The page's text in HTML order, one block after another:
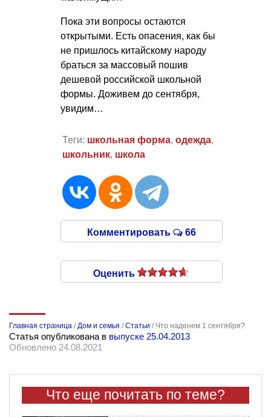
Пока эти вопросы остаются
открытыми. Есть опасения, как бы
не пришлось китайскому народу
браться за массовый пошив
дешевой российской школьной
формы. Доживем до сентября,
увидим…
Теги: школьная форма, одежда,
школьник, школа
Комментировать 66
Оценить
Главная страница /Дом и семья /Статьи / Что наденем 1 сентября?
Статья опубликована в выпуске 25.04.2013
Обновлено 24.08.2021
Что еще почитать по теме?